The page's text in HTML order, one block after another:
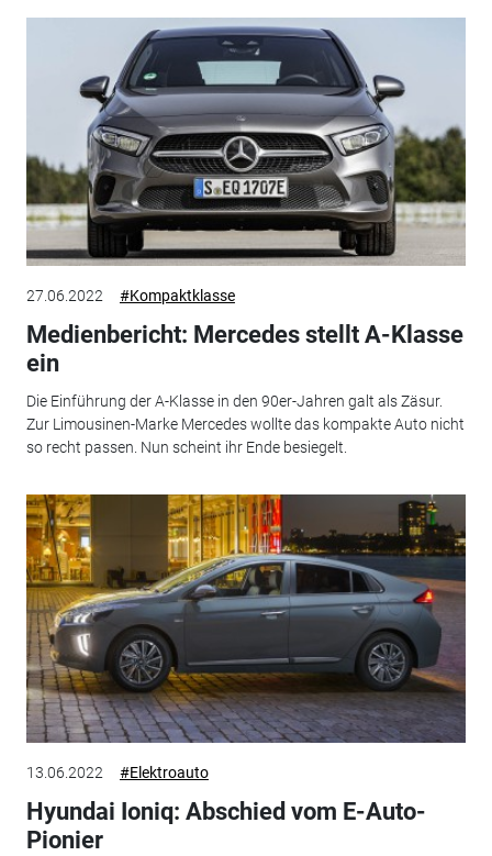
27.06.2022 #Kompaktklasse
Medienbericht: Mercedes stellt A-Klasse
ein
Die Einführung der A-Klasse in den 90er-Jahren galt als Zäsur.
Zur Limousinen-Marke Mercedes wollte das kompakte Auto nicht
so recht passen. Nun scheint ihr Ende besiegelt.
13.06.2022 #Elektroauto
Hyundai Ioniq: Abschied vom E-Auto-
Pionier